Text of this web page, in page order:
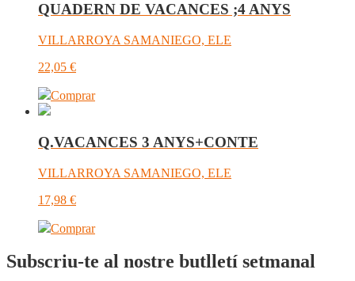
QUADERN DE VACANCES ;4 ANYS
VILLARROYA SAMANIEGO, ELE
22,05 €
Comprar
Q.VACANCES 3 ANYS+CONTE
VILLARROYA SAMANIEGO, ELE
17,98 €
Comprar
Subscriu-te al nostre butlletí setmanal